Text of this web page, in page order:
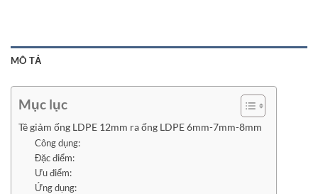
MÔ TẢ
Mục lục
Tê giảm ống LDPE 12mm ra ống LDPE 6mm-7mm-8mm
Công dụng:
Đặc điểm:
Ưu điểm:
Ứng dụng: